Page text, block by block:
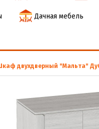
Дачная мебель
двухдверный "Мальта"